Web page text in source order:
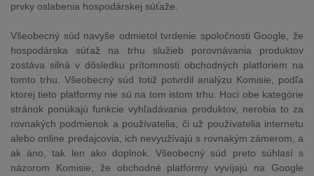
prvky oslabenia hospodárskej súťaže.
Všeobecný súd navyše odmietol tvrdenie spoločnosti Google, že
hospodárska súťaž na trhu služieb porovnávania produktov
zostáva silná v dôsledku prítomnosti obchodných platforiem na
tomto trhu. Všeobecný súd totiž potvrdil analýzu Komisie, podľa
ktorej tieto platformy nie sú na tom istom trhu. Hoci obe kategórie
stránok ponúkajú funkcie vyhľadávania produktov, nerobia to za
rovnakých podmienok a používatelia, či už používatelia internetu
alebo online predajcovia, ich nevyužívajú s rovnakým zámerom, a
ak áno, tak len ako doplnok. Všeobecný súd preto súhlasí s
názorom Komisie, že obchodné platformy vyvíjajú na Google